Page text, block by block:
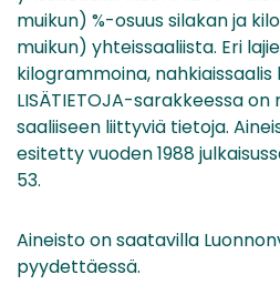
muikun) %-osuus silakan ja
muikun) yhteissaaliista. Eri
kilogrammoina, nahkiaissaalis
LISÄTIETOJA-sarakkeessa
saaliiseen liittyviä tietoja.
esitetty vuoden 1988
53.
Aineisto on saatavilla
pyydettäessä.